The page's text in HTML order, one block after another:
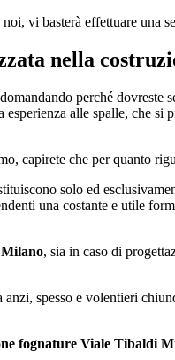
vi basterà effettuare una
nella
perché dovreste
esperienza alle spalle, che
capirete che per quanto
solo ed
una costante e utile
, sia in caso di
spesso e volentieri
fognature Viale Tibaldi